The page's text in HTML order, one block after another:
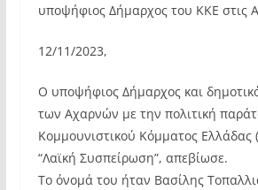
υποψήφιος Δήμαρχος του ΚΚΕ στις
12/11/2023,
Ο υποψήφιος Δήμαρχος και
των Αχαρνών με την πολιτική
Κομμουνιστικού Κόμματος
“Λαϊκή Συσπείρωση”, απεβίωσε.
Το όνομά του ήταν Βασίλης